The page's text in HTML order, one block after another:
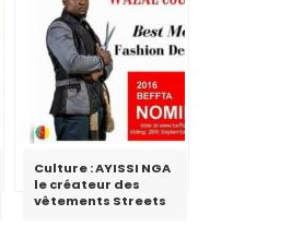
Culture : AYISSI NGA
le créateur des
vêtements Streets